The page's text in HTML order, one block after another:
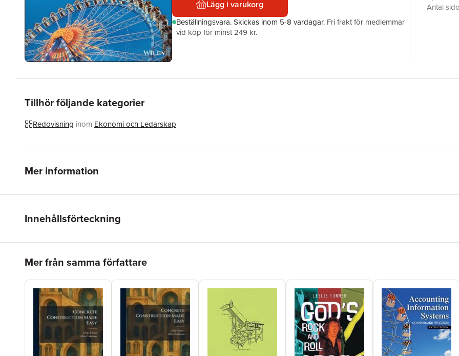
Lägg i varukorg
Beställningsvara.Skickas inom 5-8 vardagar. Fri frakt för medlemmar
vid köp för minst 249 kr.
real-
Antal
Tillhör följande kategorier
Redovisning inom Ekonomi och Ledarskap
Mer information
Innehållsförteckning
Mer från samma författare